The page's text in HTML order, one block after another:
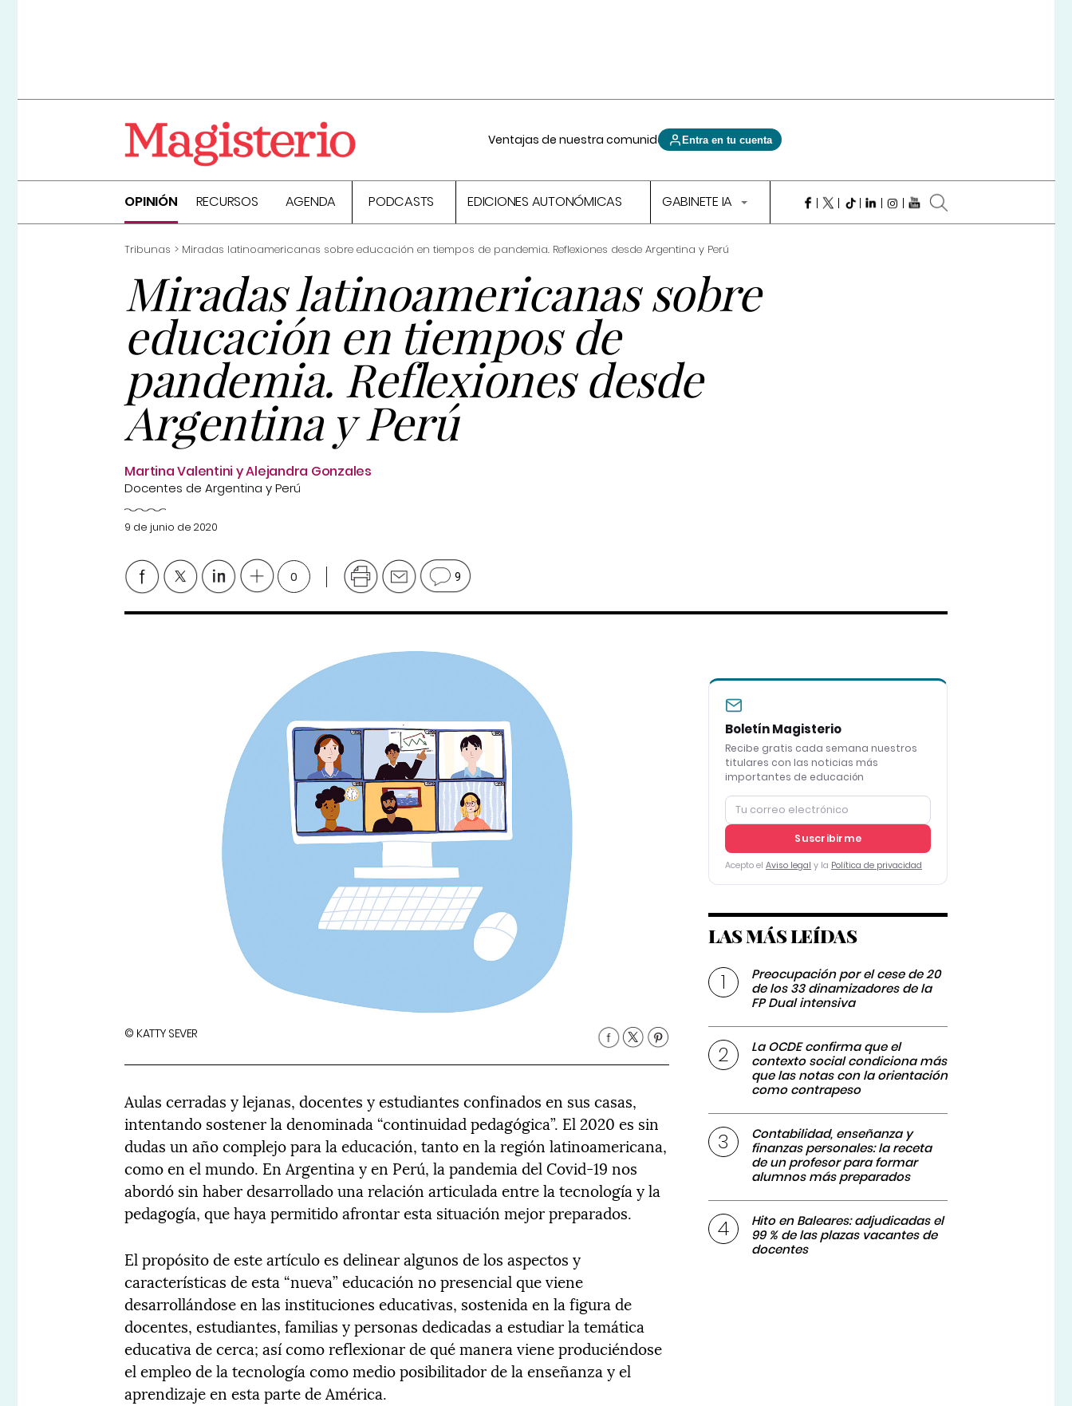
Ventajas de nuestra comunidad Entra en tu cuenta
OPINIÓN RECURSOS AGENDA PODCASTS EDICIONES AUTONÓMICAS GABINETE IA
Tribunas Miradas latinoamericanas sobre educación en tiempos de pandemia. Reflexiones desde Argentina y Perú
Miradas latinoamericanas sobre
educación en tiempos de
pandemia. Reflexiones desde
Argentina y Perú
Martina Valentini y Alejandra Gonzales
Docentes de Argentina y Perú
9 de junio de 2020
0 9
© KATTY SEVER
Aulas cerradas y lejanas, docentes y estudiantes confinados en sus casas,
intentando sostener la denominada “continuidad pedagógica”. El 2020 es sin
dudas un año complejo para la educación, tanto en la región latinoamericana,
como en el mundo. En Argentina y en Perú, la pandemia del Covid-19 nos
abordó sin haber desarrollado una relación articulada entre la tecnología y la
pedagogía, que haya permitido afrontar esta situación mejor preparados.
El propósito de este artículo es delinear algunos de los aspectos y
características de esta “nueva” educación no presencial que viene
desarrollándose en las instituciones educativas, sostenida en la figura de
docentes, estudiantes, familias y personas dedicadas a estudiar la temática
educativa de cerca; así como reflexionar de qué manera viene produciéndose
el empleo de la tecnología como medio posibilitador de la enseñanza y el
aprendizaje en esta parte de América.
Boletín Magisterio
Recibe gratis cada semana nuestros
titulares con las noticias más
importantes de educación
Suscribirme
Acepto el Aviso legal y la Política de privacidad
LAS MÁS LEÍDAS
Preocupación por el cese de 20
de los 33 dinamizadores de la
FP Dual intensiva
La OCDE confirma que el
contexto social condiciona más
que las notas con la orientación
como contrapeso
Contabilidad, enseñanza y
finanzas personales: la receta
de un profesor para formar
alumnos más preparados
Hito en Baleares: adjudicadas el
99 % de las plazas vacantes de
docentes